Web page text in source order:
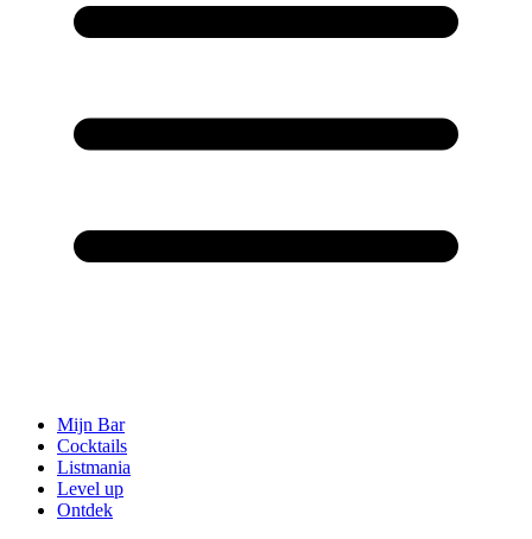
Mijn Bar
Cocktails
Listmania
Level up
Ontdek